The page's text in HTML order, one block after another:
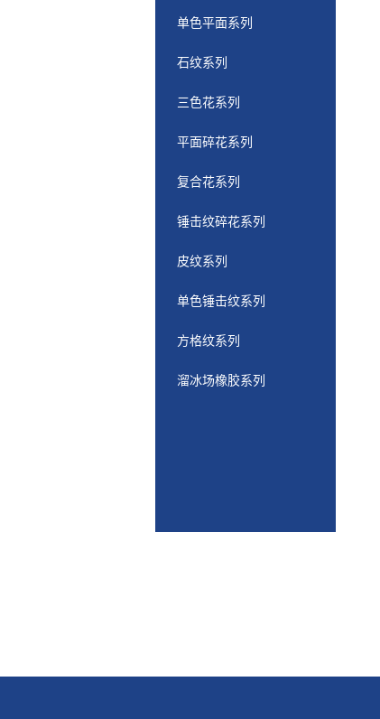
单色平面系列
石纹系列
三色花系列
平面碎花系列
复合花系列
锤击纹碎花系列
皮纹系列
单色锤击纹系列
方格纹系列
溜冰场橡胶系列